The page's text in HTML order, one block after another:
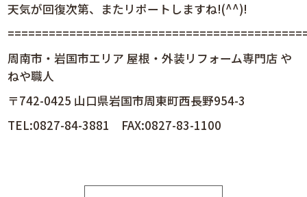
天気が回復次第、またリポートしますね!(^^)!
周南市・岩国市エリア 屋根・外装リフォーム専門店 や
ねや職人
〒742-0425 山口県岩国市周東町西長野954-3
TEL:0827-84-3881 FAX:0827-83-1100